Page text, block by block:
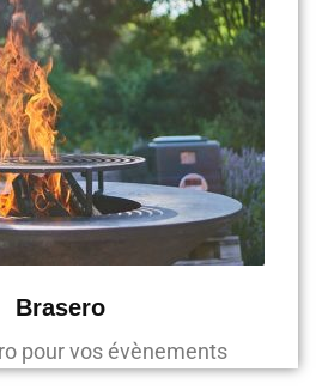
Brasero
pour vos évènements